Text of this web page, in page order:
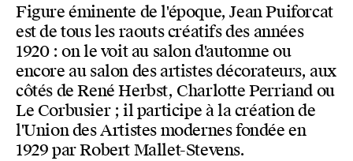
Figure éminente de l'époque, Jean Puiforcat
est de tous les raouts créatifs des années
1920 : on le voit au salon d'automne ou
encore au salon des artistes décorateurs, aux
côtés de René Herbst, Charlotte Perriand ou
Le Corbusier ; il participe à la création de
l'Union des Artistes modernes fondée en
1929 par Robert Mallet-Stevens.